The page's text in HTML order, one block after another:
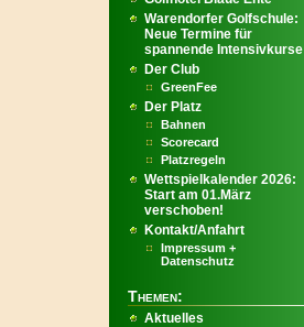
Warendorfer Golfschule:
Neue Termine für
spannende Intensivkurse
Der Club
GreenFee
Der Platz
Bahnen
Scorecard
Platzregeln
Wettspielkalender 2026:
Start am 01.März
verschoben!
Kontakt/Anfahrt
Impressum +
Datenschutz
Themen:
Aktuelles